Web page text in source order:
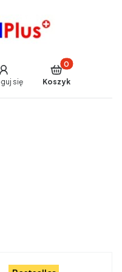
się
Produkty w
Koszyk